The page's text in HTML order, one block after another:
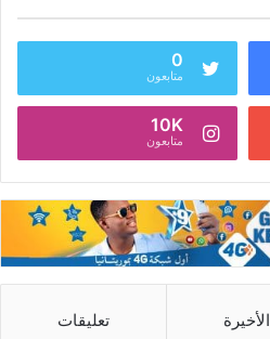
0
متابعون
10K
متابعون
الأخيرة تعليقات